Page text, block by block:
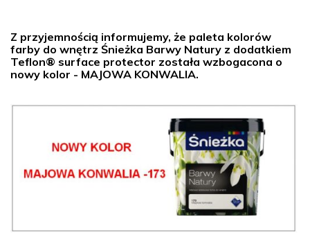
Z przyjemnością informujemy, że paleta kolorów
farby do wnętrz Śnieżka Barwy Natury z dodatkiem
Teflon® surface protector została wzbogacona o
nowy kolor - MAJOWA KONWALIA.